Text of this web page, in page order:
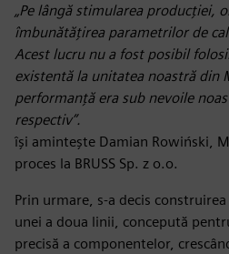
„Pe lângă stimularea producției,
îmbunătățirea parametrilor de
Acest lucru nu a fost posibil
existentă la unitatea noastră din
performanță era sub nevoile
respectiv”.
își amintește Damian Rowiński,
proces la BRUSS Sp. z o.o.
Prin urmare, s-a decis
unei a doua linii, concepută
precisă a componentelor,